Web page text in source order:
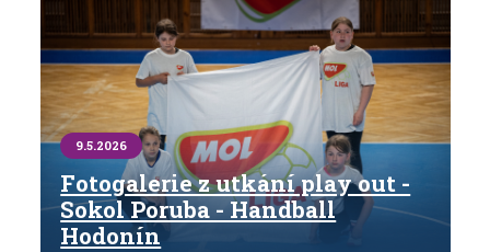
9.5.2026
Fotogalerie z utkání play out -
Sokol Poruba - Handball
Hodonín